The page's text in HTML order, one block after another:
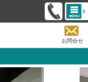
お問合せ